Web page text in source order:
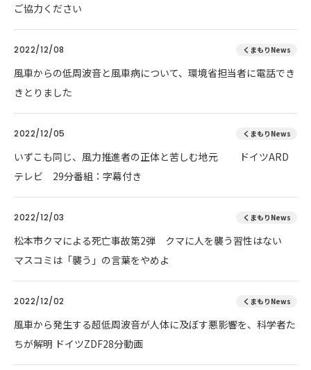
ご協力ください
2022/12/08 くまもりNews
風車からの低周波音と風車病について、環境省担当者に電話でき
きとりました
2022/12/05 くまもりNews
いずこも同じ、風力推進者の正体と苦しむ地元 ドイツARD
テレビ 29分番組：字幕付き
2022/12/03 くまもりNews
松本市クマによる死亡事故第2弾 クマに人を襲う習性はない
マスコミは「襲う」の言葉をやめよ
2022/12/02 くまもりNews
風車から発生する超低周波音が人体に及ぼす悪影響を、科学者た
ちが解明 ドイツZDF28分動画